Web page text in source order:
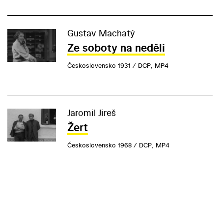
Gustav Machatý
Ze soboty na neděli
Československo 1931 / DCP, MP4
Jaromil Jireš
Žert
Československo 1968 / DCP, MP4